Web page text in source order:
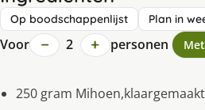
Op boodschappenlijst Plan in
Voor − 2 + personen
250 gram